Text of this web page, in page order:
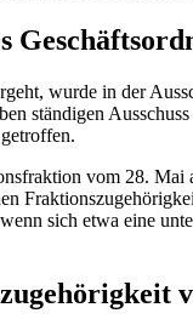
wurde in der
ständigen
vom 28. Mai
sich etwa eine